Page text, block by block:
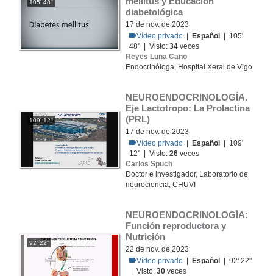
105' 48''
diabetológica
17 de nov. de 2023
Vídeo privado
Español
| 105'
48'' | Visto:34 veces
Reyes Luna Cano
Endocrinóloga, Hospital Xeral de Vigo
109' 12''
NEUROENDOCRINOLOGÍA.
Eje Lactotropo: La Prolactina
(PRL)
17 de nov. de 2023
Vídeo privado
Español
| 109'
12'' | Visto:26 veces
Carlos Spuch
Doctor e investigador, Laboratorio de
neurociencia, CHUVI
92' 22''
NEUROENDOCRINOLOGÍA:
Función reproductora y
Nutrición
22 de nov. de 2023
Vídeo privado
Español
| 92' 22''
| Visto:30 veces